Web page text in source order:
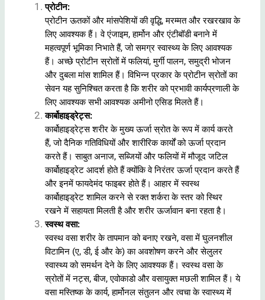
प्रोटीन:
प्रोटीन ऊतकों और मांसपेशियों की वृद्धि, मरम्मत और रखरखाव के
लिए आवश्यक हैं। वे एंजाइम, हार्मोन और एंटीबॉडी बनाने में
महत्वपूर्ण भूमिका निभाते हैं, जो समग्र स्वास्थ्य के लिए आवश्यक
हैं। अच्छे प्रोटीन स्रोतों में फलियां, मुर्गी पालन, समुद्री भोजन
और दुबला मांस शामिल हैं। विभिन्न प्रकार के प्रोटीन स्रोतों का
सेवन यह सुनिश्चित करता है कि शरीर को प्रभावी कार्यप्रणाली के
लिए आवश्यक सभी आवश्यक अमीनो एसिड मिलते हैं।
कार्बोहाइड्रेट्स:
कार्बोहाइड्रेट्स शरीर के मुख्य ऊर्जा स्रोत के रूप में कार्य करते
हैं, जो दैनिक गतिविधियों और शारीरिक कार्यों को ऊर्जा प्रदान
करते हैं। साबुत अनाज, सब्जियों और फलियों में मौजूद जटिल
कार्बोहाइड्रेट आदर्श होते हैं क्योंकि वे निरंतर ऊर्जा प्रदान करते हैं
और इनमें फायदेमंद फाइबर होते हैं। आहार में स्वस्थ
कार्बोहाइड्रेट शामिल करने से रक्त शर्करा के स्तर को स्थिर
रखने में सहायता मिलती है और शरीर ऊर्जावान बना रहता है।
स्वस्थ वसा:
स्वस्थ वसाशरीर के तापमान को बनाए रखने, वसा में घुलनशील
विटामिन (ए, डी, ई और के) का अवशोषण करने और सेलुलर
स्वास्थ्य को समर्थन देने के लिए आवश्यक हैं। स्वस्थ वसा के
स्रोतों में नट्स, बीज, एवोकाडो और वसायुक्त मछली शामिल हैं। ये
वसा मस्तिष्क के कार्य, हार्मोनल संतुलन और त्वचा के स्वास्थ्य में